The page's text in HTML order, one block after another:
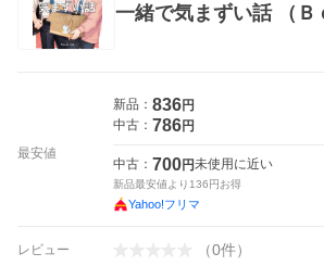
一緒で気まずい話 （Ｂ
最安値
新品： 836円
中古： 786円
中古： 700円未使用に近い
新品最安値より 136円お得
Yahoo!フリマ
レビュー （0件）